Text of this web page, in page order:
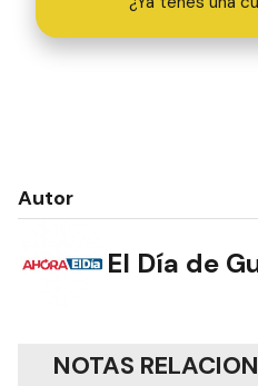
Autor
El Día de
NOTAS